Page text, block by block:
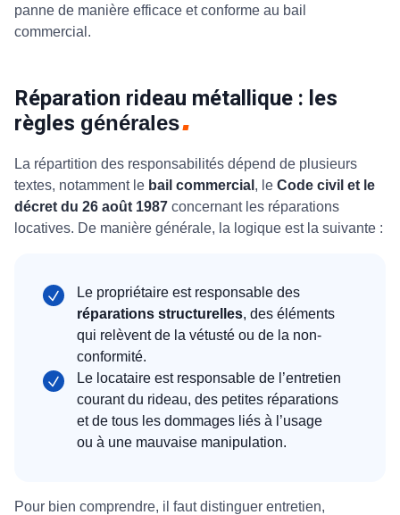
panne de manière efficace et conforme au bail
commercial.
Réparation rideau métallique : les
règles générales
La répartition des responsabilités dépend de plusieurs
textes, notamment le bail commercial , le Code civil et le
décret du 26 août 1987 concernant les réparations
locatives. De manière générale, la logique est la suivante :
Le propriétaire est responsable des
réparations structurelles, des éléments
qui relèvent de la vétusté ou de la non-
conformité.
Le locataire est responsable de l’entretien
courant du rideau, des petites réparations
et de tous les dommages liés à l’usage
ou à une mauvaise manipulation.
Pour bien comprendre, il faut distinguer entretien,